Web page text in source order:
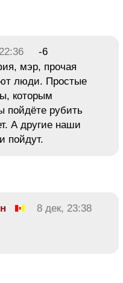
-6
мэр, прочая
люди. Простые
которым
пойдёте рубить
А другие наши
пойдут.
8 дек, 23:38